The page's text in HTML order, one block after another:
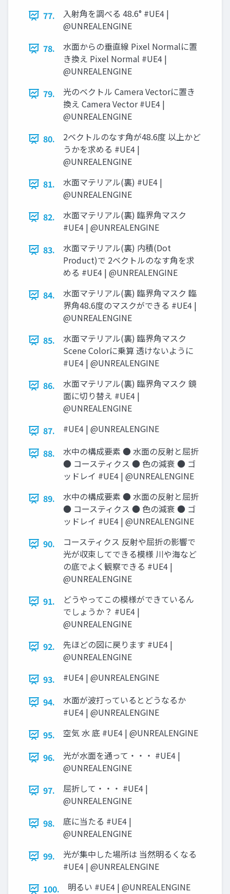
77.
入射角を調べる 48.6° #UE4 |
@UNREALENGINE
78.
水面からの垂直線 Pixel Normalに置
き換え Pixel Normal #UE4 |
@UNREALENGINE
79.
光のベクトル Camera Vectorに置き
換え Camera Vector #UE4 |
@UNREALENGINE
80.
2ベクトルのなす角が48.6度 以上かど
うかを求める #UE4 |
@UNREALENGINE
81.
水面マテリアル(裏) #UE4 |
@UNREALENGINE
82.
水面マテリアル(裏) 臨界角マスク
#UE4 | @UNREALENGINE
83.
水面マテリアル(裏) 内積(Dot
Product)で 2ベクトルのなす角を求
める #UE4 | @UNREALENGINE
84.
水面マテリアル(裏) 臨界角マスク 臨
界角48.6度のマスクができる #UE4 |
@UNREALENGINE
85.
水面マテリアル(裏) 臨界角マスク
Scene Colorに乗算 透けないように
#UE4 | @UNREALENGINE
86.
水面マテリアル(裏) 臨界角マスク 鏡
面に切り替え #UE4 |
@UNREALENGINE
87.
#UE4 | @UNREALENGINE
88.
水中の構成要素 ● 水面の反射と屈折
● コースティクス ● 色の減衰 ● ゴ
ッドレイ #UE4 | @UNREALENGINE
89.
水中の構成要素 ● 水面の反射と屈折
● コースティクス ● 色の減衰 ● ゴ
ッドレイ #UE4 | @UNREALENGINE
90.
コースティクス 反射や屈折の影響で
光が収束してできる模様 川や海など
の底でよく観察できる #UE4 |
@UNREALENGINE
91.
どうやってこの模様ができているん
でしょうか？ #UE4 |
@UNREALENGINE
92.
先ほどの図に戻ります #UE4 |
@UNREALENGINE
93.
#UE4 | @UNREALENGINE
94.
水面が波打っているとどうなるか
#UE4 | @UNREALENGINE
95.
空気 水 底 #UE4 | @UNREALENGINE
96.
光が水面を通って・・・ #UE4 |
@UNREALENGINE
97.
屈折して・・・ #UE4 |
@UNREALENGINE
98.
底に当たる #UE4 |
@UNREALENGINE
99.
光が集中した場所は 当然明るくなる
#UE4 | @UNREALENGINE
100.
明るい #UE4 | @UNREALENGINE